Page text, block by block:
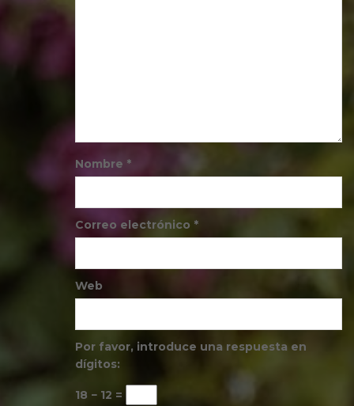
Nombre *
Correo electrónico *
Web
Por favor, introduce una respuesta en
dígitos:
18 − 12 =